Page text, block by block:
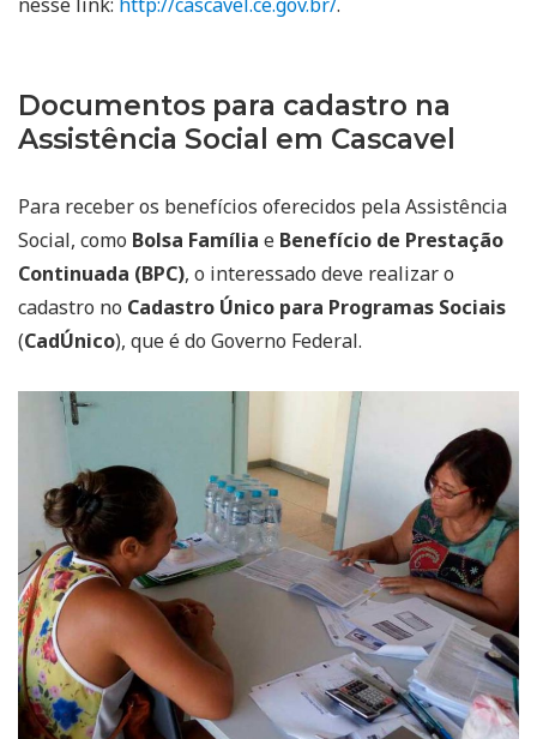
Documentos para cadastro na
Assistência Social em Cascavel
Para receber os benefícios oferecidos pela Assistência
Social, como Bolsa Família e Benefício de Prestação
Continuada (BPC), o interessado deve realizar o
cadastro no Cadastro Único para Programas Sociais
(CadÚnico), que é do Governo Federal.